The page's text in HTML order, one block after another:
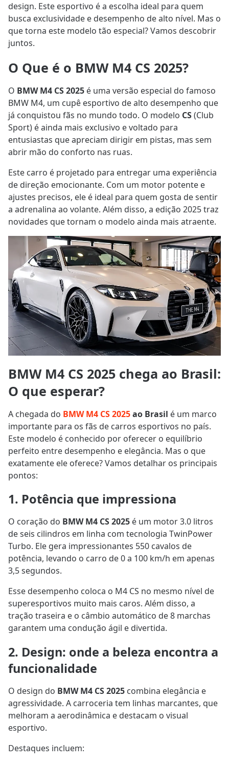
design. Este esportivo é a escolha ideal para quem
busca exclusividade e desempenho de alto nível. Mas o
que torna este modelo tão especial? Vamos descobrir
juntos.
O Que é o BMW M4 CS 2025?
O BMW M4 CS 2025 é uma versão especial do famoso
BMW M4, um cupê esportivo de alto desempenho que
já conquistou fãs no mundo todo. O modelo CS(Club
Sport) é ainda mais exclusivo e voltado para
entusiastas que apreciam dirigir em pistas, mas sem
abrir mão do conforto nas ruas.
Este carro é projetado para entregar uma experiência
de direção emocionante. Com um motor potente e
ajustes precisos, ele é ideal para quem gosta de sentir
a adrenalina ao volante. Além disso, a edição 2025 traz
novidades que tornam o modelo ainda mais atraente.
BMW M4 CS 2025 chega ao Brasil:
O que esperar?
A chegada do BMW M4 CS 2025ao Brasil é um marco
importante para os fãs de carros esportivos no país.
Este modelo é conhecido por oferecer o equilíbrio
perfeito entre desempenho e elegância. Mas o que
exatamente ele oferece? Vamos detalhar os principais
pontos:
1. Potência que impressiona
O coração do BMW M4 CS 2025 é um motor 3.0 litros
de seis cilindros em linha com tecnologia TwinPower
Turbo. Ele gera impressionantes 550 cavalos de
potência, levando o carro de 0 a 100 km/h em apenas
3,5 segundos.
Esse desempenho coloca o M4 CS no mesmo nível de
superesportivos muito mais caros. Além disso, a
tração traseira e o câmbio automático de 8 marchas
garantem uma condução ágil e divertida.
2. Design: onde a beleza encontra a
funcionalidade
O design do BMW M4 CS 2025 combina elegância e
agressividade. A carroceria tem linhas marcantes, que
melhoram a aerodinâmica e destacam o visual
esportivo.
Destaques incluem: